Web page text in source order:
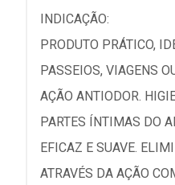
INDICAÇÃO:
PRODUTO PRÁTICO,
PASSEIOS, VIAGENS
AÇÃO ANTIODOR.
PARTES ÍNTIMAS DO
EFICAZ E SUAVE.
ATRAVÉS DA AÇÃO